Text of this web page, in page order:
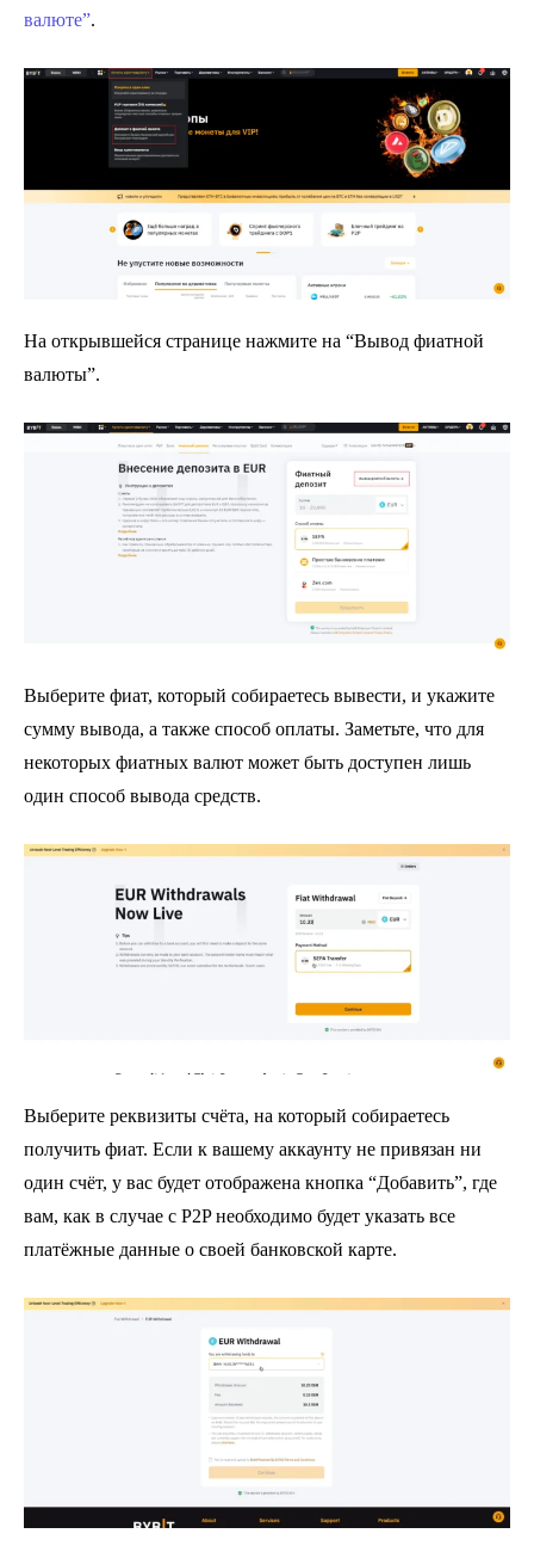
валюте”.
На открывшейся странице нажмите на “Вывод фиатной
валюты”.
Выберите фиат, который собираетесь вывести, и укажите
сумму вывода, а также способ оплаты. Заметьте, что для
некоторых фиатных валют может быть доступен лишь
один способ вывода средств.
Выберите реквизиты счёта, на который собираетесь
получить фиат. Если к вашему аккаунту не привязан ни
один счёт, у вас будет отображена кнопка “Добавить”, где
вам, как в случае с P2P необходимо будет указать все
платёжные данные о своей банковской карте.